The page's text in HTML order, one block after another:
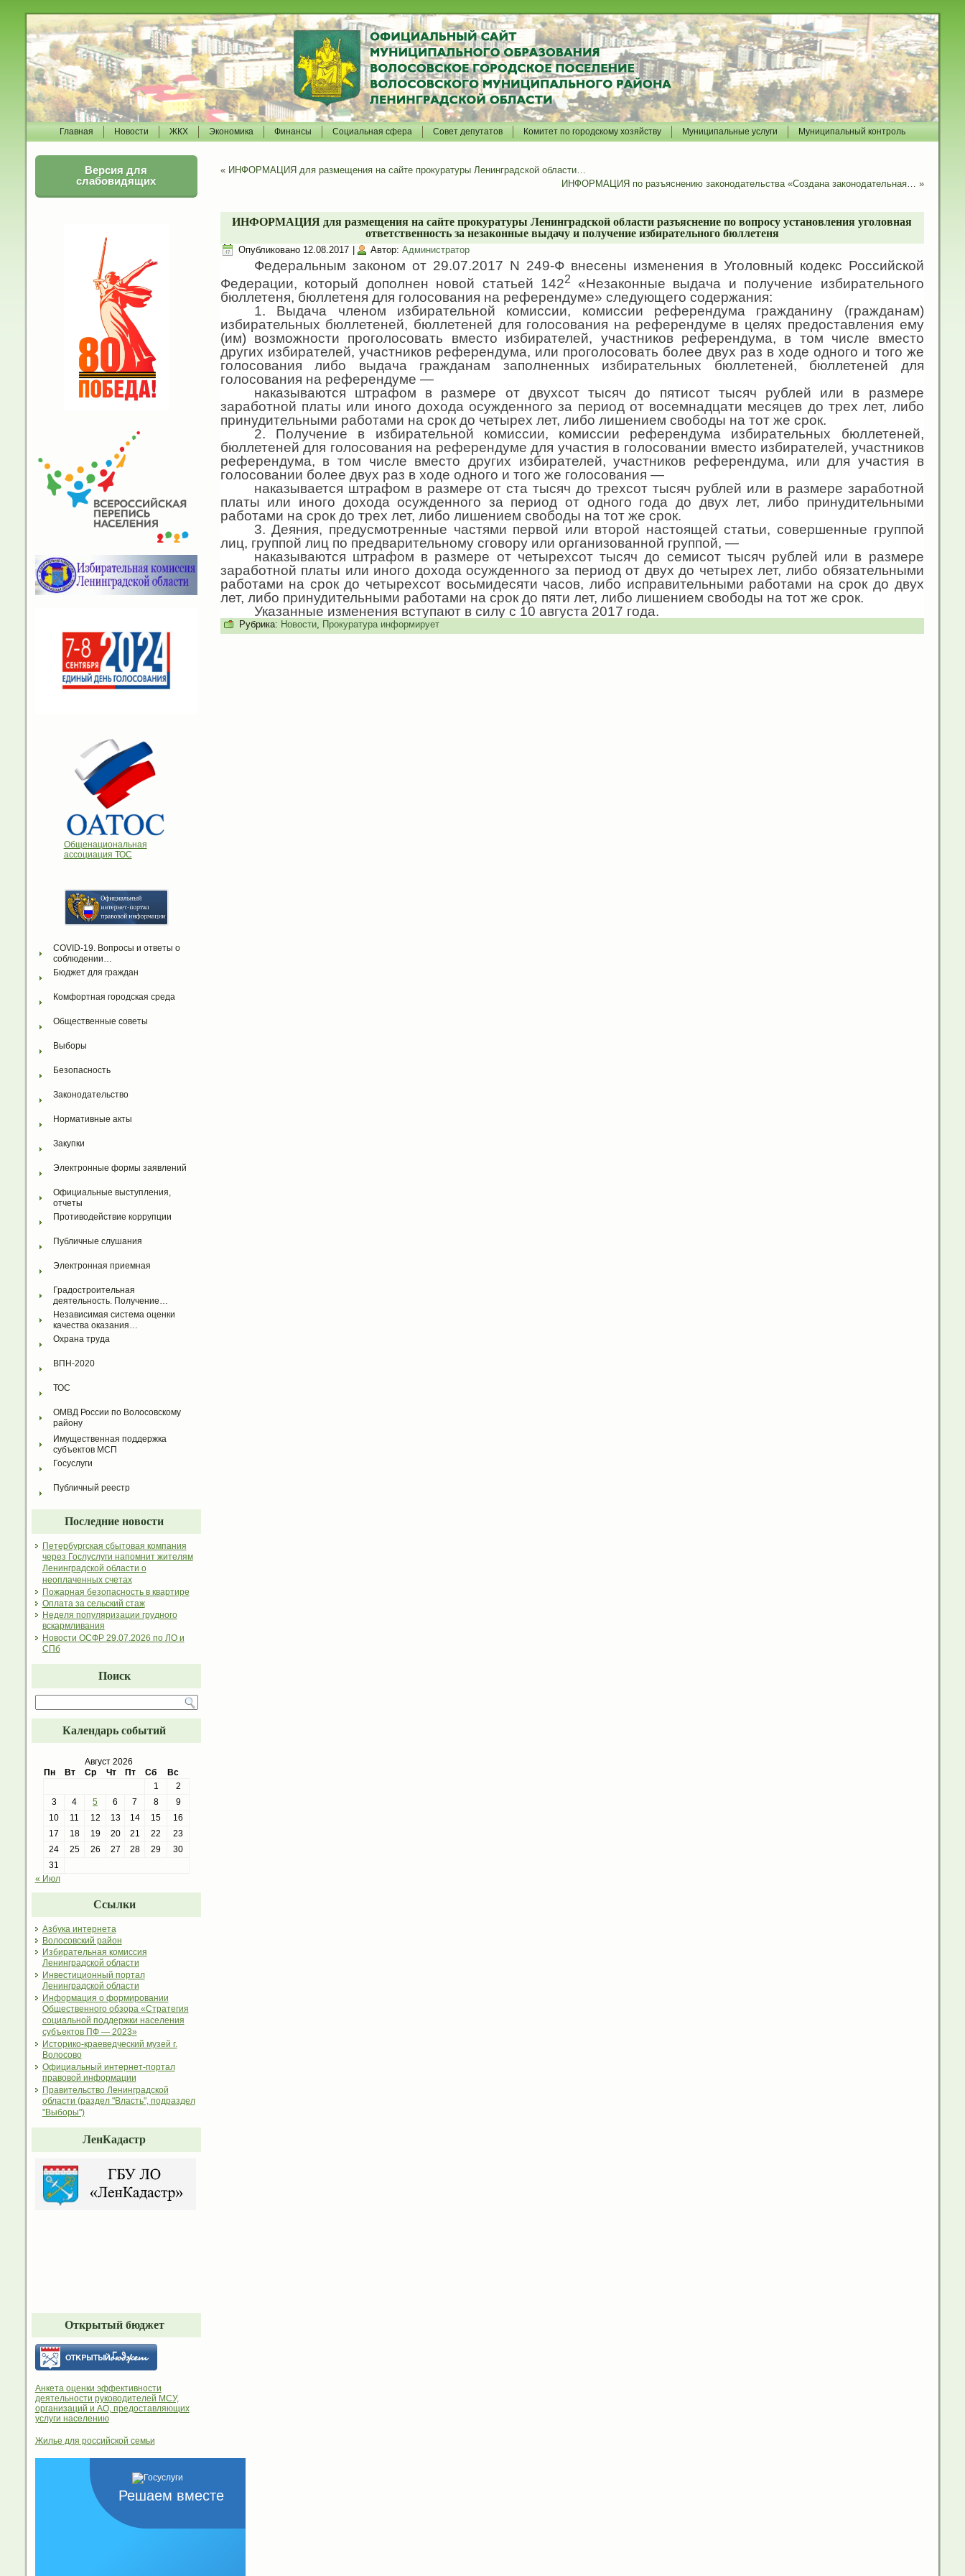
Главная Новости ЖКХ Экономика Финансы Социальная сфера Совет депутатов Комитет по городскому хозяйству Муниципальные услуги Муниципальный контроль
Версия для
слабовидящих
Общенациональная
ассоциация ТОС
COVID-19. Вопросы и ответы о
соблюдении…
Бюджет для граждан
Комфортная городская среда
Общественные советы
Выборы
Безопасность
Законодательство
Нормативные акты
Закупки
Электронные формы заявлений
Официальные выступления,
отчеты
Противодействие коррупции
Публичные слушания
Электронная приемная
Градостроительная
деятельность. Получение…
Независимая система оценки
качества оказания…
Охрана труда
ВПН-2020
ТОС
ОМВД России по Волосовскому
району
Имущественная поддержка
субъектов МСП
Госуслуги
Публичный реестр
Последние новости
Петербургская сбытовая компания
через Гослуслуги напомнит жителям
Ленинградской области о
неоплаченных счетах
Пожарная безопасность в квартире
Оплата за сельский стаж
Неделя популяризации грудного
вскармливания
Новости ОСФР 29.07.2026 по ЛО и
СПб
Поиск
Календарь событий
Август 2026
Пн
Вт Ср Чт Пт Сб
Вс
1
2
3
4 5 6 7 8
9
10
11 12 13 14 15
16
17
18 19 20 21 22
23
24
25 26 27 28 29
30
31
« Июл
Ссылки
Азбука интернета
Волосовский район
Избирательная комиссия
Ленинградской области
Инвестиционный портал
Ленинградской области
Информация о формировании
Общественного обзора «Стратегия
социальной поддержки населения
субъектов ПФ — 2023»
Историко-краеведческий музей г.
Волосово
Официальный интернет-портал
правовой информации
Правительство Ленинградской
области (раздел "Власть", подраздел
"Выборы")
ЛенКадастр
Открытый бюджет
Анкета оценки эффективности
деятельности руководителей МСУ,
организаций и АО, предоставляющих
услуги населению
Жилье для российской семьи
Решаем вместе
« ИНФОРМАЦИЯ для размещения на сайте прокуратуры Ленинградской области…
ИНФОРМАЦИЯ по разъяснению законодательства «Создана законодательная… »
ИНФОРМАЦИЯ для размещения на сайте прокуратуры Ленинградской области разъяснение по вопросу установления уголовная
ответственность за незаконные выдачу и получение избирательного бюллетеня
Опубликовано 12.08.2017 Автор: Администратор
Федеральным законом от 29.07.2017 N 249-Ф внесены изменения в Уголовный кодекс Российской
Федерации, который дополнен новой статьей 1422 «Незаконные выдача и получение избирательного
бюллетеня, бюллетеня для голосования на референдуме» следующего содержания:
1. Выдача членом избирательной комиссии, комиссии референдума гражданину (гражданам)
избирательных бюллетеней, бюллетеней для голосования на референдуме в целях предоставления ему
(им) возможности проголосовать вместо избирателей, участников референдума, в том числе вместо
других избирателей, участников референдума, или проголосовать более двух раз в ходе одного и того же
голосования либо выдача гражданам заполненных избирательных бюллетеней, бюллетеней для
голосования на референдуме —
наказываются штрафом в размере от двухсот тысяч до пятисот тысяч рублей или в размере
заработной платы или иного дохода осужденного за период от восемнадцати месяцев до трех лет, либо
принудительными работами на срок до четырех лет, либо лишением свободы на тот же срок.
2. Получение в избирательной комиссии, комиссии референдума избирательных бюллетеней,
бюллетеней для голосования на референдуме для участия в голосовании вместо избирателей, участников
референдума, в том числе вместо других избирателей, участников референдума, или для участия в
голосовании более двух раз в ходе одного и того же голосования —
наказывается штрафом в размере от ста тысяч до трехсот тысяч рублей или в размере заработной
платы или иного дохода осужденного за период от одного года до двух лет, либо принудительными
работами на срок до трех лет, либо лишением свободы на тот же срок.
3. Деяния, предусмотренные частями первой или второй настоящей статьи, совершенные группой
лиц, группой лиц по предварительному сговору или организованной группой, —
наказываются штрафом в размере от четырехсот тысяч до семисот тысяч рублей или в размере
заработной платы или иного дохода осужденного за период от двух до четырех лет, либо обязательными
работами на срок до четырехсот восьмидесяти часов, либо исправительными работами на срок до двух
лет, либо принудительными работами на срок до пяти лет, либо лишением свободы на тот же срок.
Указанные изменения вступают в силу с 10 августа 2017 года.
Рубрика: Новости, Прокуратура информирует